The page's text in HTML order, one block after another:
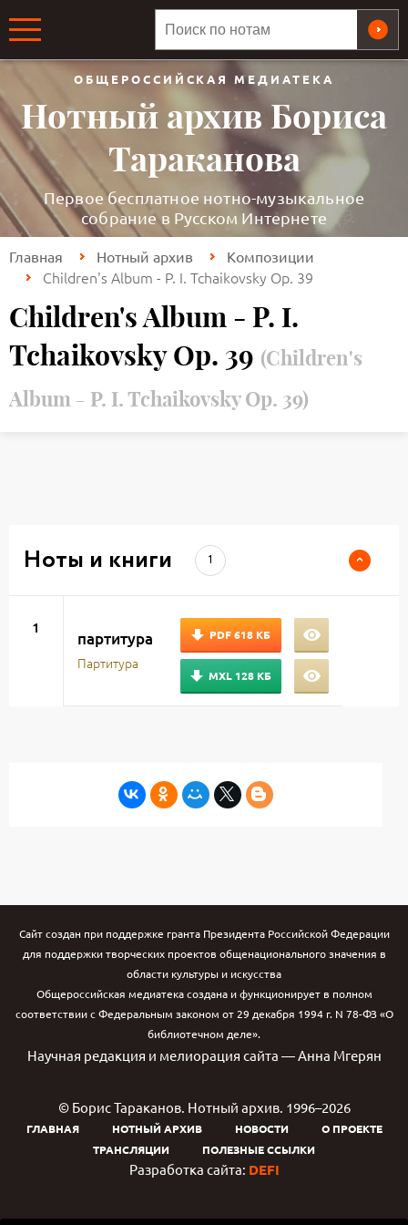
ОБЩЕРОССИЙСКАЯ МЕДИАТЕКА
Нотный архив Бориса
Тараканова
Первое бесплатное нотно-музыкальное
собрание в Русском Интернете
Главная Нотный архив Композиции
Children's Album - P. I. Tchaikovsky Op. 39
Children's Album - P. I.
Tchaikovsky Op. 39 (Children's
Album - P. I. Tchaikovsky Op. 39)
Ноты и книги 1
1
партитура
Партитура
PDF618 КБ
MXL 128 КБ
Сайт создан при поддержке гранта Президента Российской Федерации
для поддержки творческих проектов общенационального значения в
области культуры и искусства
Общероссийская медиатека создана и функционирует в полном
соответствии с Федеральным законом от 29 декабря 1994 г. N 78-ФЗ «О
библиотечном деле».
Научная редакция и мелиорация сайта — Анна Мгерян
© Борис Тараканов. Нотный архив. 1996–2026
ГЛАВНАЯ НОТНЫЙ АРХИВ НОВОСТИ
О ПРОЕКТЕ
ТРАНСЛЯЦИИ
ПОЛЕЗНЫЕ ССЫЛКИ
Разработка сайта: DEFI